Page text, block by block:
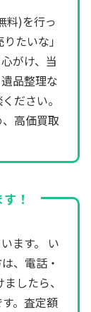
料)を行っ
たいな」
がけ、当
品整理な
ださい。
高価買取
！
ます。 い
、電話・
したら、
。査定額